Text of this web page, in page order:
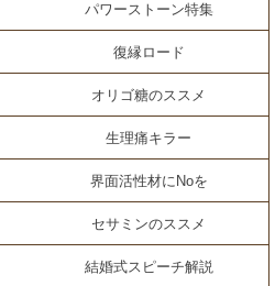
パワーストーン特集
復縁ロード
オリゴ糖のススメ
生理痛キラー
界面活性材にNoを
セサミンのススメ
結婚式スピーチ解説